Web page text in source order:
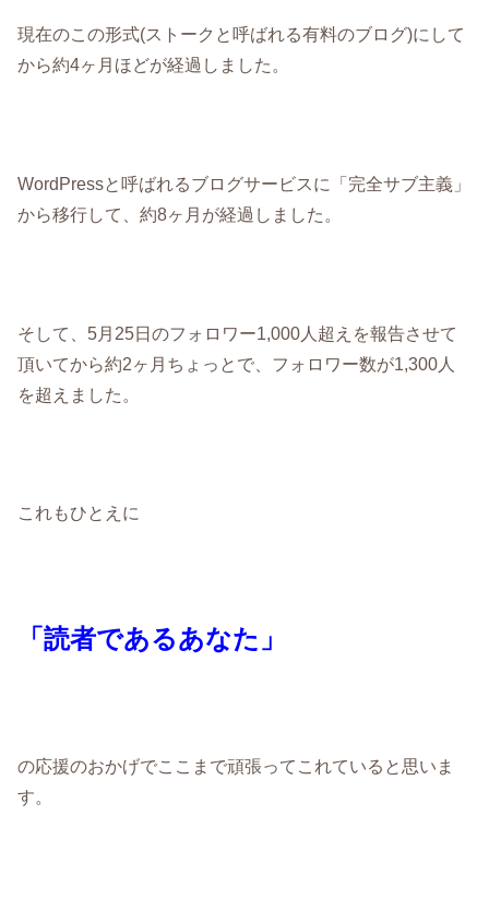
現在のこの形式(ストークと呼ばれる有料のブログ)にして
から約4ヶ月ほどが経過しました。
WordPressと呼ばれるブログサービスに「完全サブ主義」
から移行して、約8ヶ月が経過しました。
そして、5月25日のフォロワー1,000人超えを報告させて
頂いてから約2ヶ月ちょっとで、フォロワー数が1,300人
を超えました。
これもひとえに
「読者であるあなた」
の応援のおかげでここまで頑張ってこれていると思いま
す。